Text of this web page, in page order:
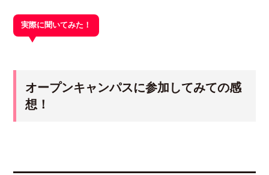
実際に聞いてみた！
オープンキャンパスに参加してみての感
想！